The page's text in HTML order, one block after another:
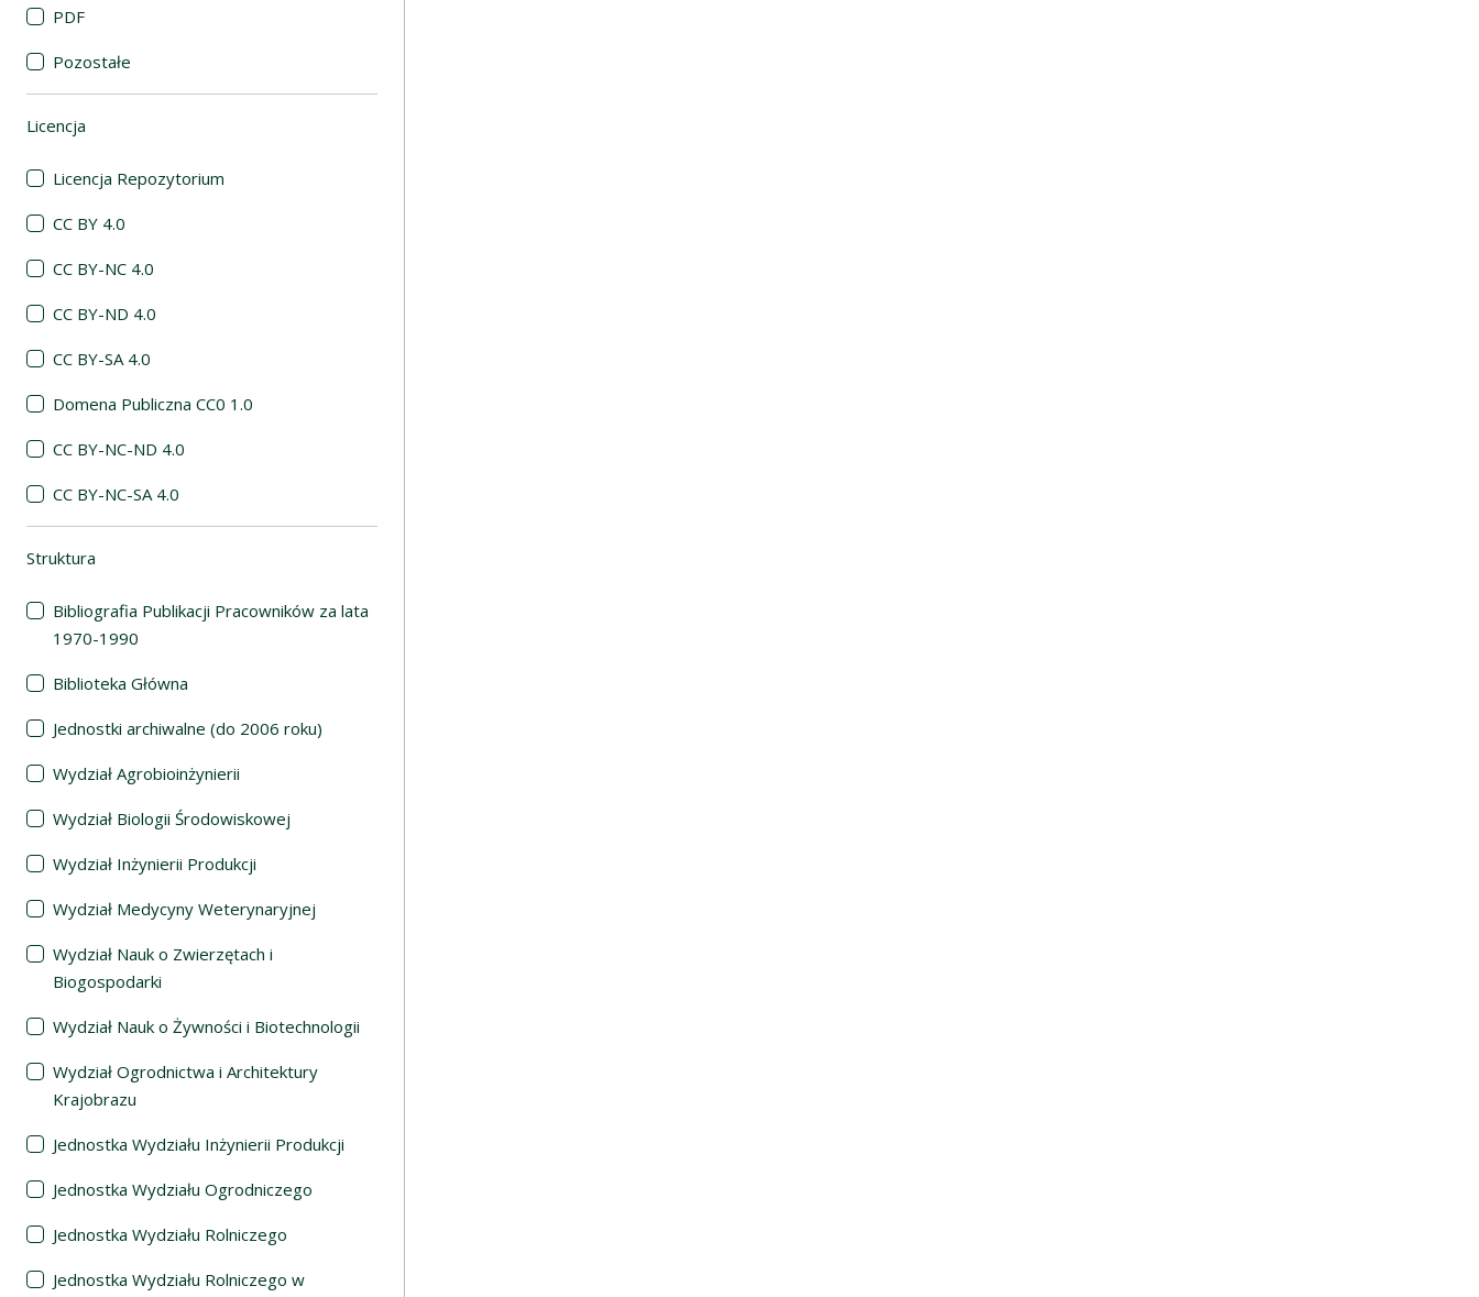
PDF
Pozostałe
Licencja
Licencja Repozytorium
CC BY 4.0
CC BY-NC 4.0
CC BY-ND 4.0
CC BY-SA 4.0
Domena Publiczna CC0 1.0
CC BY-NC-ND 4.0
CC BY-NC-SA 4.0
Struktura
Bibliografia Publikacji Pracowników za lata
1970-1990
Biblioteka Główna
Jednostki archiwalne (do 2006 roku)
Wydział Agrobioinżynierii
Wydział Biologii Środowiskowej
Wydział Inżynierii Produkcji
Wydział Medycyny Weterynaryjnej
Wydział Nauk o Zwierzętach i
Biogospodarki
Wydział Nauk o Żywności i Biotechnologii
Wydział Ogrodnictwa i Architektury
Krajobrazu
Jednostka Wydziału Inżynierii Produkcji
Jednostka Wydziału Ogrodniczego
Jednostka Wydziału Rolniczego
Jednostka Wydziału Rolniczego w